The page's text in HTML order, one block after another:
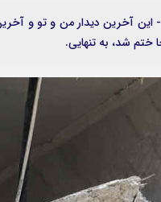
این آخرین دیدار من و تو و
ختم شد، به تنهایی.